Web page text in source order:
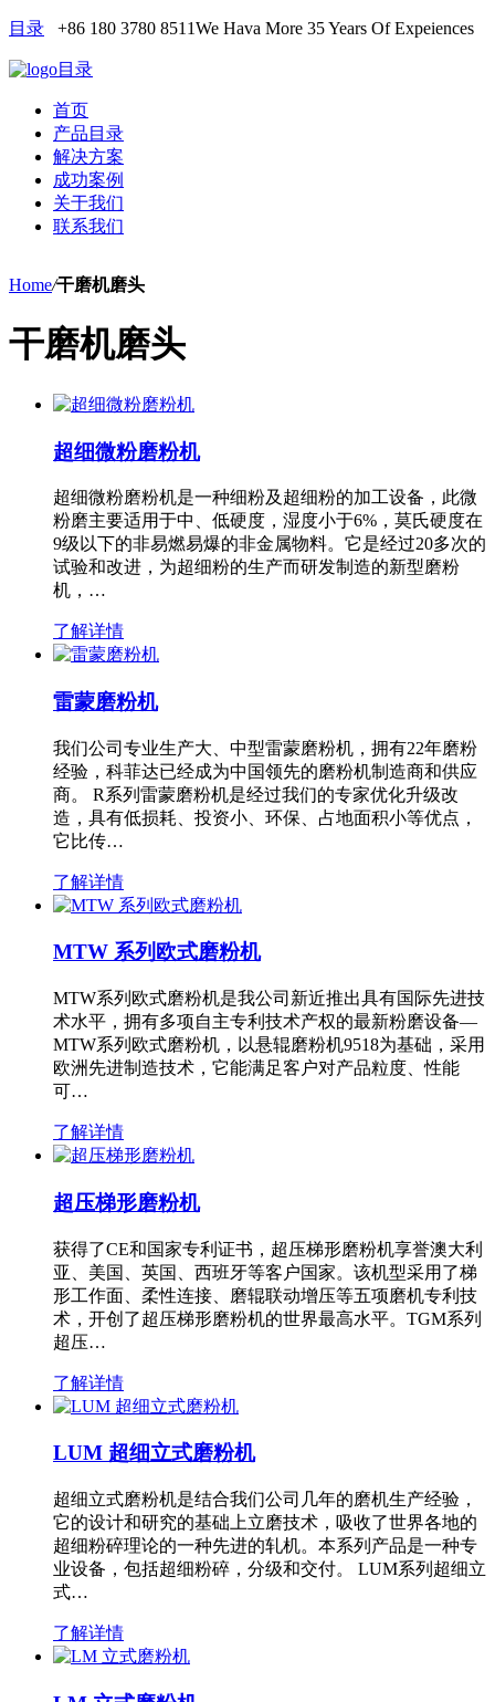
目录 +86 180 3780 8511We Hava More 35 Years Of Expeiences
目录
首页
产品目录
解决方案
成功案例
关于我们
联系我们
Home/干磨机磨头
干磨机磨头
超细微粉磨粉机
超细微粉磨粉机是一种细粉及超细粉的加工设备，此微
粉磨主要适用于中、低硬度，湿度小于6%，莫氏硬度在
9级以下的非易燃易爆的非金属物料。它是经过20多次的
试验和改进，为超细粉的生产而研发制造的新型磨粉
机，…
了解详情
雷蒙磨粉机
我们公司专业生产大、中型雷蒙磨粉机，拥有22年磨粉
经验，科菲达已经成为中国领先的磨粉机制造商和供应
商。 R系列雷蒙磨粉机是经过我们的专家优化升级改
造，具有低损耗、投资小、环保、占地面积小等优点，
它比传…
了解详情
MTW 系列欧式磨粉机
MTW系列欧式磨粉机是我公司新近推出具有国际先进技
术水平，拥有多项自主专利技术产权的最新粉磨设备—
MTW系列欧式磨粉机，以悬辊磨粉机9518为基础，采用
欧洲先进制造技术，它能满足客户对产品粒度、性能
可…
了解详情
超压梯形磨粉机
获得了CE和国家专利证书，超压梯形磨粉机享誉澳大利
亚、美国、英国、西班牙等客户国家。该机型采用了梯
形工作面、柔性连接、磨辊联动增压等五项磨机专利技
术，开创了超压梯形磨粉机的世界最高水平。TGM系列
超压…
了解详情
LUM 超细立式磨粉机
超细立式磨粉机是结合我们公司几年的磨机生产经验，
它的设计和研究的基础上立磨技术，吸收了世界各地的
超细粉碎理论的一种先进的轧机。本系列产品是一种专
业设备，包括超细粉碎，分级和交付。 LUM系列超细立
式…
了解详情